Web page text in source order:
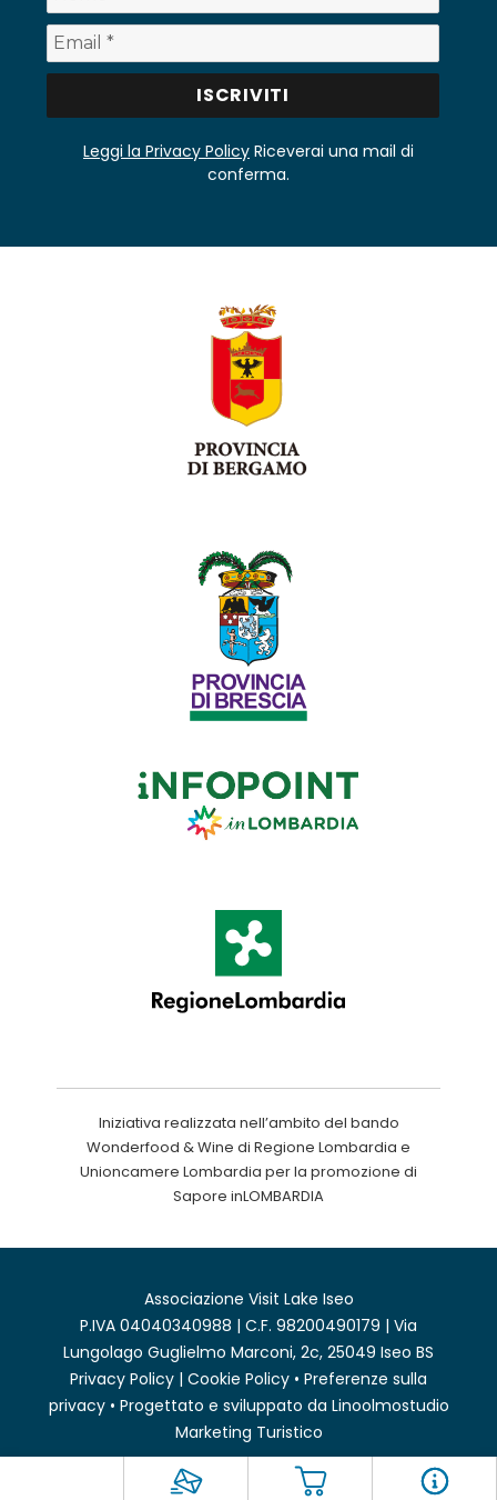
Leggi la Privacy Policy Riceverai una mail di
conferma.
Iniziativa realizzata nell’ambito del bando
Wonderfood & Wine di Regione Lombardia e
Unioncamere Lombardia per la promozione di
Sapore inLOMBARDIA
Associazione Visit Lake Iseo
P.IVA 04040340988 | C.F. 98200490179 | Via
Lungolago Guglielmo Marconi, 2c, 25049 Iseo BS
Privacy Policy | Cookie Policy • Preferenze sulla
privacy• Progettato e sviluppato da Linoolmostudio
Marketing Turistico